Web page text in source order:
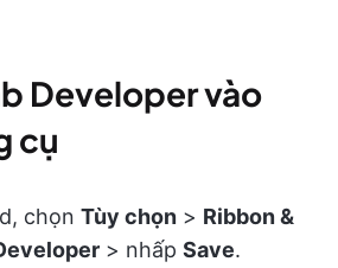
Developer vào
cụ
chọn Tùy chọn > Ribbon &
> nhấp Save.